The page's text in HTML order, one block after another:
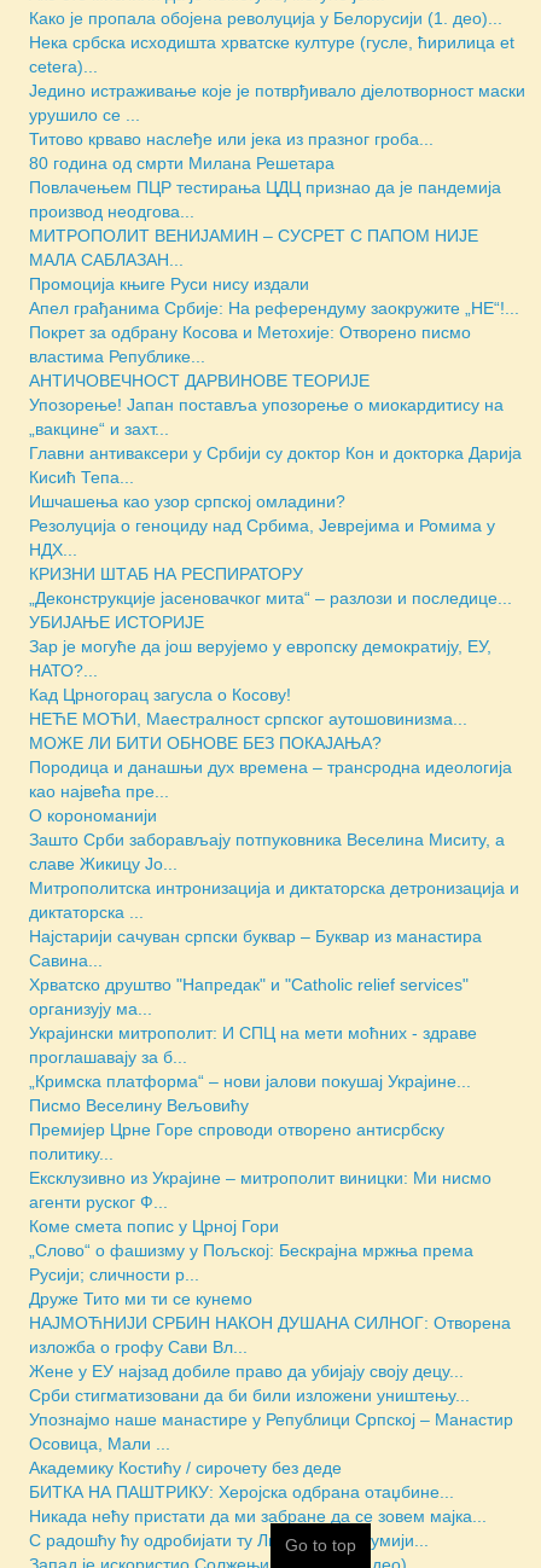
Како је пропала обојена револуција у Белорусији (1. део)...
Нека србска исходишта хрватске културе (гусле, ћирилица et
cetera)...
Једино истраживање које је потврђивало дјелотворност маски
урушило се ...
Титово крваво наслеђе или јека из празног гроба...
80 година од смрти Милана Решетара
Повлачењем ПЦР тестирања ЦДЦ признао да је пандемија
производ неодгова...
МИТРОПОЛИТ ВЕНИЈАМИН – СУСРЕТ С ПАПОМ НИЈЕ
МАЛА САБЛАЗАН...
Промоција књиге Руси нису издали
Апел грађанима Србије: На референдуму заокружите „НЕ“!...
Покрет за одбрану Косова и Метохије: Отворено писмо
властима Републике...
АНТИЧОВЕЧНОСТ ДАРВИНОВЕ ТЕОРИЈЕ
Упозорење! Јапан поставља упозорење о миокардитису на
„вакцине“ и захт...
Главни антиваксери у Србији су доктор Кон и докторка Дарија
Кисић Тепа...
Ишчашења као узор српској омладини?
Резолуција о геноциду над Србима, Јеврејима и Ромима у
НДХ...
КРИЗНИ ШТАБ НА РЕСПИРАТОРУ
„Деконструкције јасеновачког мита“ – разлози и последице...
УБИЈАЊЕ ИСТОРИЈЕ
Зар је могуће да још верујемо у европску демократију, ЕУ,
НАТО?...
Кад Црногорац загусла о Косову!
НЕЋЕ МОЋИ, Маестралност српског аутошовинизма...
МОЖЕ ЛИ БИТИ ОБНОВЕ БЕЗ ПОКАЈАЊА?
Породица и данашњи дух времена – трансродна идеологија
као највећа пре...
О корономанији
Зашто Срби заборављају потпуковника Веселина Миситу, а
славе Жикицу Јо...
Митрополитска интронизација и диктаторска детронизација и
диктаторска ...
Најстарији сачуван српски буквар – Буквар из манастира
Савина...
Хрватско друштво "Напредак" и "Catholic relief services"
организују ма...
Украјински митрополит: И СПЦ на мети моћних - здраве
проглашавају за б...
„Кримска платформа“ – нови јалови покушај Украјине...
Писмо Веселину Вељовићу
Премијер Црне Горе спроводи отворено антисрбску
политику...
Ексклузивно из Украјине – митрополит виницки: Ми нисмо
агенти руског Ф...
Коме смета попис у Црној Гори
„Слово“ о фашизму у Пољској: Бескрајна мржња према
Русији; сличности р...
Друже Тито ми ти се кунемо
НАЈМОЋНИЈИ СРБИН НАКОН ДУШАНА СИЛНОГ: Отворена
изложба о грофу Сави Вл...
Жене у ЕУ најзад добиле право да убијају своју децу...
Срби стигматизовани да би били изложени уништењу...
Упознајмо наше манастире у Републици Српској – Манастир
Осовица, Мали ...
Академику Костићу / сирочету без деде
БИТКА НА ПАШТРИКУ: Херојска одбрана отаџбине...
Никада нећу пристати да ми забране да се зовем мајка...
С радошћу ћу одробијати ту Литургију на Румији...
Go to top